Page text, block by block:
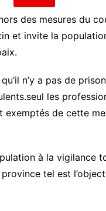
des mesures du
et invite la
n’y a pas de
les
exemptés de cette
à la vigilance
tel est